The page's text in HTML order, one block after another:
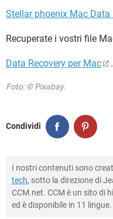
Stellar phoenix Mac Data
Recuperate i vostri file
Data Recovery per Mac .
Foto: © Pixabay.
Condividi
I nostri contenuti sono
tech, sotto la direzione di
CCM.net. CCM è un sito di
ed è disponibile in 11 lingue.